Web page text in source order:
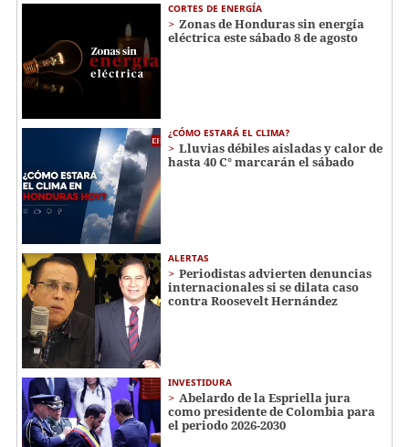
CORTES DE ENERGÍA
Zonas de Honduras sin energía
eléctrica este sábado 8 de agosto
¿CÓMO ESTARÁ EL CLIMA?
Lluvias débiles aisladas y calor de
hasta 40 C° marcarán el sábado
ALERTAS
Periodistas advierten denuncias
internacionales si se dilata caso
contra Roosevelt Hernández
INVESTIDURA
Abelardo de la Espriella jura
como presidente de Colombia para
el periodo 2026-2030